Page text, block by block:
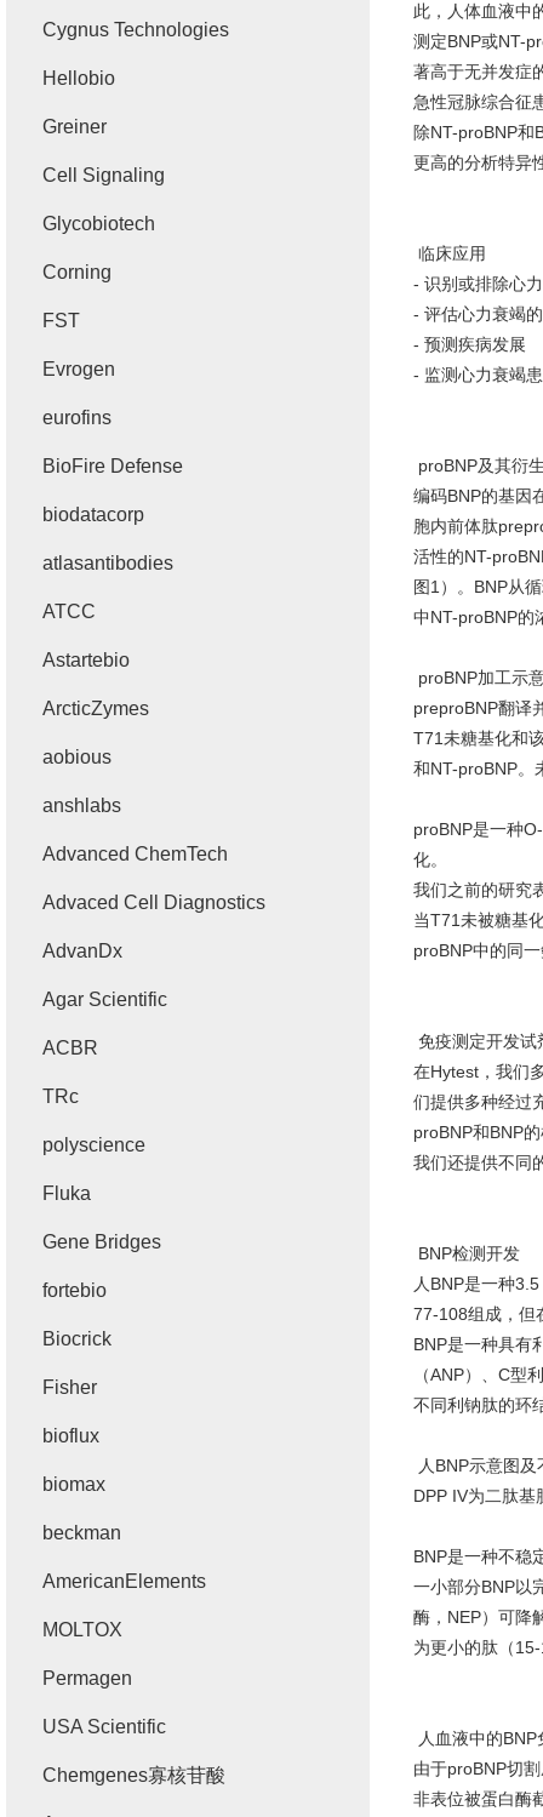
此，人体血液中
测定BNP或NT-
著高于无并发症
急性冠脉综合征
除NT-proBNP和
更高的分析特异
临床应用
- 识别或排除心
- 评估心力衰竭
- 预测疾病发展
- 监测心力衰竭
proBNP及其衍
编码BNP的基因
胞内前体肽
活性的NT-
图1 ）。 BNP从
中NT-proBNP的
proBNP加工示
preproBNP翻译
T71未糖基化和
和NT-proBNP。
proBNP是一种O-
化。
我们之前的研究
当T71未被糖基
proBNP中的同
免疫测定开发试
在Hytest ，我们
们提供多种经过
proBNP和BNP
我们还提供不同
BNP检测开发
人 BNP是一种3.5
77-108组成，但
BNP是一种具有
（ANP）、 C型
不同利钠肽的环
人 BNP示意图及
DPP IV为二肽基
BNP是一种不稳
一小部分BNP以
酶， NEP）可降
为更小的肽（
人血液中的BNP
由于proBNP切
非表位被蛋白酶
Cygnus Technologies
Hellobio
Greiner
Cell Signaling
Glycobiotech
Corning
FST
Evrogen
eurofins
BioFire Defense
biodatacorp
atlasantibodies
ATCC
Astartebio
ArcticZymes
aobious
anshlabs
Advanced ChemTech
Advaced Cell Diagnostics
AdvanDx
Agar Scientific
ACBR
TRc
polyscience
Fluka
Gene Bridges
fortebio
Biocrick
Fisher
bioflux
biomax
beckman
AmericanElements
MOLTOX
Permagen
USA Scientific
Chemgenes寡核苷酸